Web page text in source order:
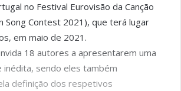
no Festival Eurovisão da Canção
Song Contest 2021), que terá lugar
em maio de 2021.
18 autores a apresentarem uma
inédita, sendo eles também
definição dos respetivos